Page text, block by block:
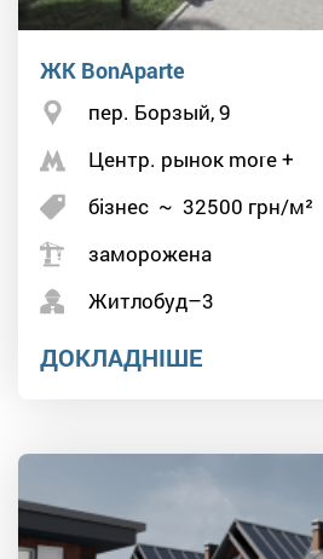
ЖК BonAparte
пер. Борзый, 9
Центр. рынок more +
бізнес ~ 32500 грн/м²
заморожена
Житлобуд–3
ДОКЛАДНІШЕ